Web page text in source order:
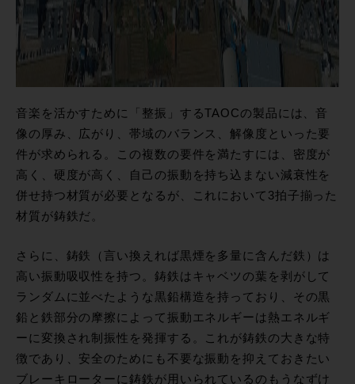
音楽を活かすために「整振」するTAOCの製品には、音
像の厚み、広がり、帯域のバランス、解像度といった要
件が求められる。この複数の要件を満たすには、密度が
高く、硬度が高く、自己の振動を持ち込まない減衰性を
併せ持つ材質が必要となるが、これにおいて3拍子揃った
材質が鋳鉄だ。
さらに、鋳鉄（言い換えれば黒煙を多量に含んだ鉄）は
高い振動吸収性を持つ。鋳鉄はキャベツの葉を剥がして
ランダムに並べたような黒鉛構造を持っており、その黒
鉛と鉄部分の摩擦によって振動エネルギーは熱エネルギ
ーに変換され制振性を発揮する。これが鋳鉄の大きな特
徴であり、安全のためにも不要な振動を抑えておきたい
ブレーキローターに鋳鉄が用いられているのもうなずけ